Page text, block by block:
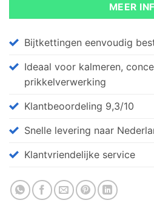
MEER
Bijtkettingen eenvoudig
Ideaal voor kalmeren,
prikkelverwerking
Klantbeoordeling 9,3/10
Snelle levering naar
Klantvriendelijke service